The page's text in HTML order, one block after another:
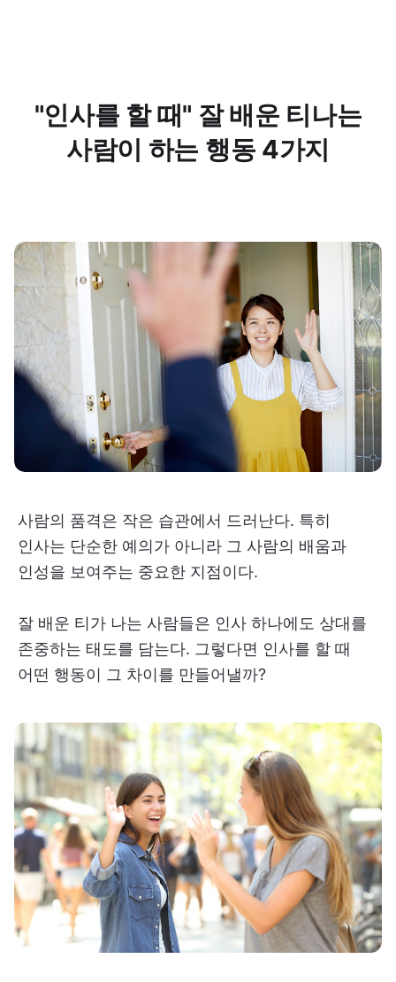
"인사를 할 때" 잘 배운 티나는
사람이 하는 행동 4가지
사람의 품격은 작은 습관에서 드러난다. 특히
인사는 단순한 예의가 아니라 그 사람의 배움과
인성을 보여주는 중요한 지점이다.
잘 배운 티가 나는 사람들은 인사 하나에도 상대를
존중하는 태도를 담는다. 그렇다면 인사를 할 때
어떤 행동이 그 차이를 만들어낼까?